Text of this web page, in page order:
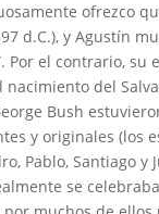
ofrezco
d.C.), y Agustín
Por el contrario,
del
Bush
y originales (los
Pablo, Santiago
se